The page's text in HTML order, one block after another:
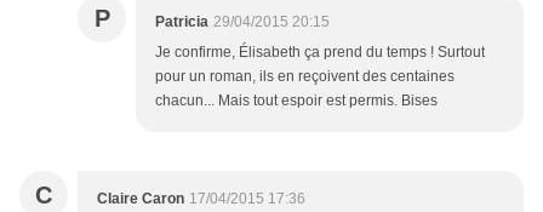
P Patricia 29/04/2015 20:15
Je confirme, Élisabeth ça prend du temps ! Surtout
pour un roman, ils en reçoivent des centaines
chacun... Mais tout espoir est permis. Bises
C Claire Caron 17/04/2015 17:36